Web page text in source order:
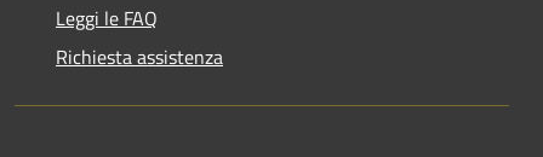
Leggi le FAQ
Richiesta assistenza